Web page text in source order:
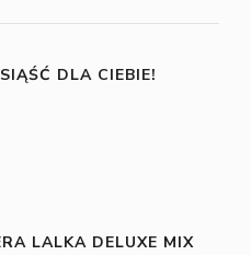
DLA CIEBIE!
LALKA DELUXE MIX